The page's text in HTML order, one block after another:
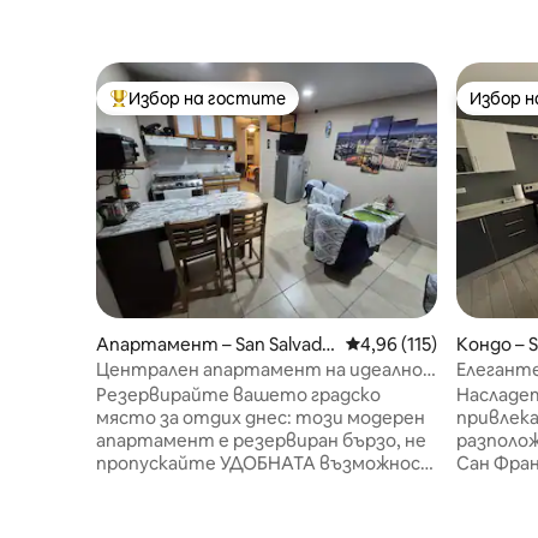
Най-популярен избор на гостите
Избор на гостите
Апартамент – San Salvado
r
Средна оценка: 4,96
4,96 (115)
Централен апартамент на идеално
местоположение
Резервирайте вашето градско
място за отдих днес: този модерен
апартамент е резервиран бързо, не
пропускайте УДОБНАТА възможност
Избор
Избор
Кондо –
на Сан
Сан